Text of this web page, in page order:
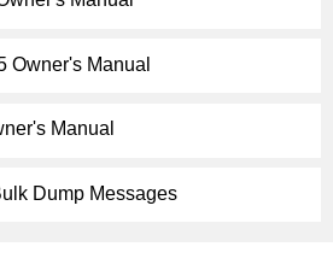
Owner's Manual
Manual
Dump Messages